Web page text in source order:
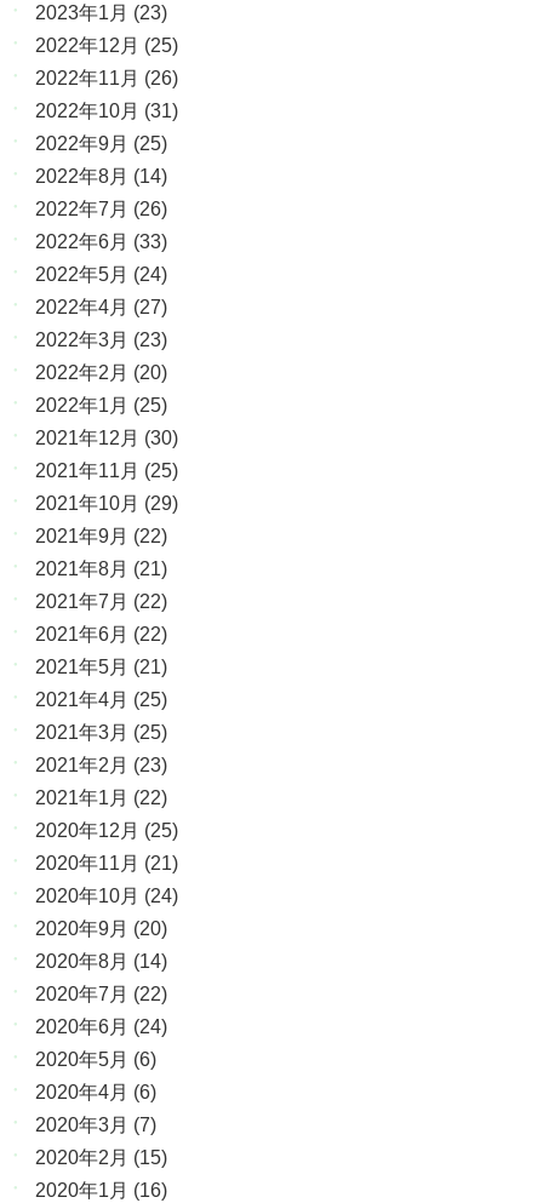
2023年1月 (23)
2022年12月 (25)
2022年11月 (26)
2022年10月 (31)
2022年9月 (25)
2022年8月 (14)
2022年7月 (26)
2022年6月 (33)
2022年5月 (24)
2022年4月 (27)
2022年3月 (23)
2022年2月 (20)
2022年1月 (25)
2021年12月 (30)
2021年11月 (25)
2021年10月 (29)
2021年9月 (22)
2021年8月 (21)
2021年7月 (22)
2021年6月 (22)
2021年5月 (21)
2021年4月 (25)
2021年3月 (25)
2021年2月 (23)
2021年1月 (22)
2020年12月 (25)
2020年11月 (21)
2020年10月 (24)
2020年9月 (20)
2020年8月 (14)
2020年7月 (22)
2020年6月 (24)
2020年5月 (6)
2020年4月 (6)
2020年3月 (7)
2020年2月 (15)
2020年1月 (16)